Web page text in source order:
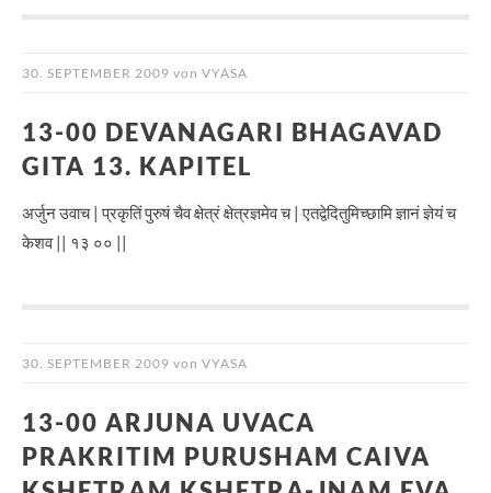
30. SEPTEMBER 2009 von VYASA
13-00 DEVANAGARI BHAGAVAD
GITA 13. KAPITEL
अर्जुन उवाच | प्रकृतिं पुरुषं चैव क्षेत्रं क्षेत्रज्ञमेव च | एतद्वेदितुमिच्छामि ज्ञानं ज्ञेयं च
केशव || १३ ०० ||
30. SEPTEMBER 2009 von VYASA
13-00 ARJUNA UVACA
PRAKRITIM PURUSHAM CAIVA